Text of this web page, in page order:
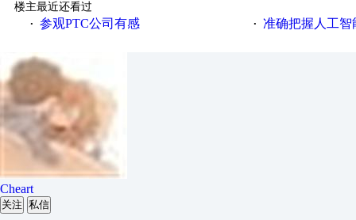
楼主最近还看过
· 参观PTC公司有感 · 准确把握人工
Cheart
关注 私信